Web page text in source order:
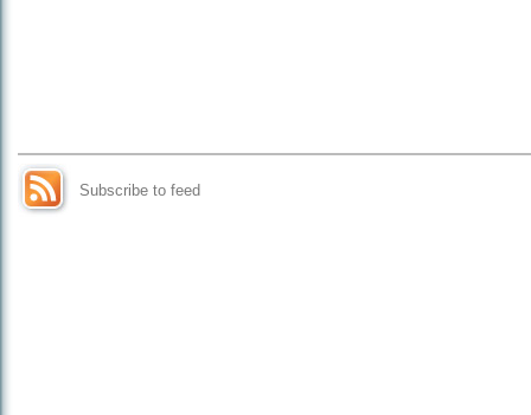
Subscribe to feed